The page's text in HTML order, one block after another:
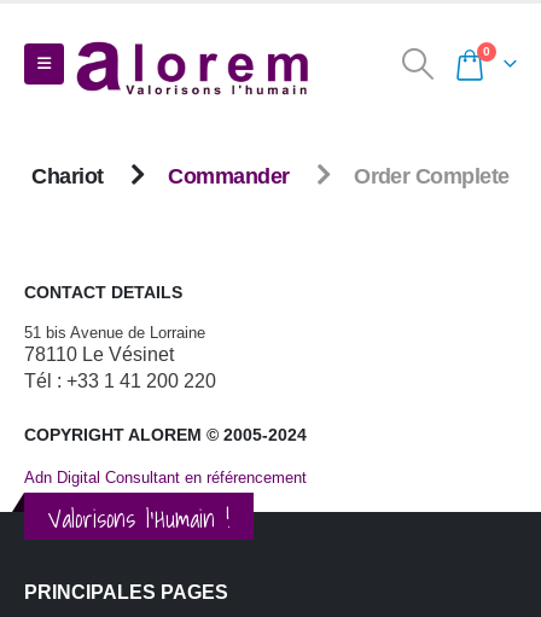
0
Chariot Commander Order Complete
CONTACT DETAILS
51 bis Avenue de Lorraine
78110 Le Vésinet
Tél : +33 1 41 200 220
COPYRIGHT ALOREM © 2005-2024
Adn Digital Consultant en référencement
Valorisons l'Humain !
PRINCIPALES PAGES